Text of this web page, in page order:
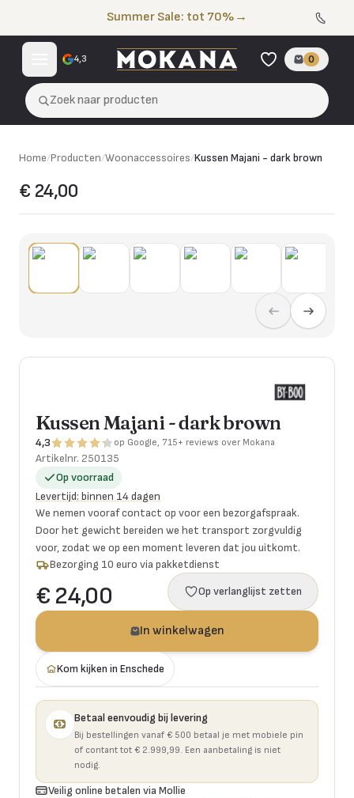
Summer Sale: tot 70% →
4,3 0
Zoek naar producten
Home/Producten/Woonaccessoires/Kussen Majani - dark brown
€ 24,00
Kussen Majani - dark brown
4,3 op Google, 715+ reviews over Mokana
Artikelnr. 250135
Op voorraad
Levertijd: binnen 14 dagen
We nemen vooraf contact op voor een bezorgafspraak.
Door het gewicht bereiden we het transport zorgvuldig
voor, zodat we op een moment leveren dat jou uitkomt.
Bezorging 10 euro via pakketdienst
€ 24,00 Op verlanglijst zetten
In winkelwagen
Kom kijken in Enschede
Betaal eenvoudig bij levering
Bij bestellingen vanaf € 500 betaal je met mobiele pin
of contant tot € 2.999,99. Een aanbetaling is niet
nodig.
Veilig online betalen via Mollie